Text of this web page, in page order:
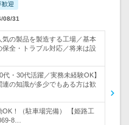
歓迎
08/31
の製品を製造する工場／基本
全・トラブル対応／将来は設
代・30代活躍／実務未経験OK】
の知識が多少でもある方は歓
！（駐車場完備） 【姫路工
8…